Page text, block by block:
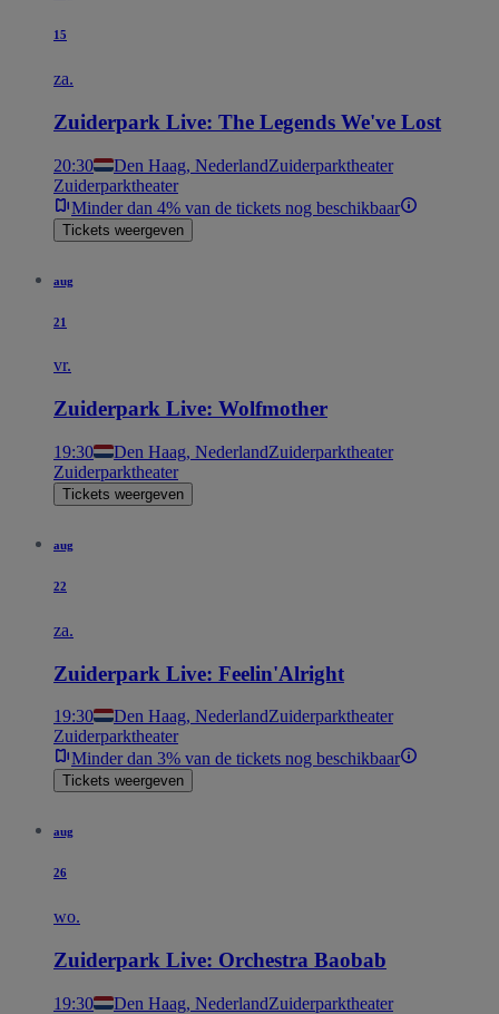
15
za.
Zuiderpark Live: The Legends We've Lost
20:30 Den Haag, NederlandZuiderparktheater
Zuiderparktheater
Minder dan 4% van de tickets nog beschikbaar
Tickets weergeven
aug
21
vr.
Zuiderpark Live: Wolfmother
19:30 Den Haag, NederlandZuiderparktheater
Zuiderparktheater
Tickets weergeven
aug
22
za.
Zuiderpark Live: Feelin'Alright
19:30 Den Haag, NederlandZuiderparktheater
Zuiderparktheater
Minder dan 3% van de tickets nog beschikbaar
Tickets weergeven
aug
26
wo.
Zuiderpark Live: Orchestra Baobab
19:30 Den Haag, NederlandZuiderparktheater